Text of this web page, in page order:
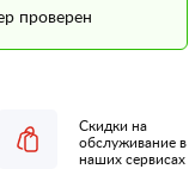
проверен
Скидки на
обслуживание в
наших сервисах